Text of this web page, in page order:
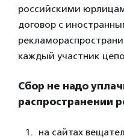
российскими
договор с
каждый участник
Сбор не надо
распространении
на сайтах